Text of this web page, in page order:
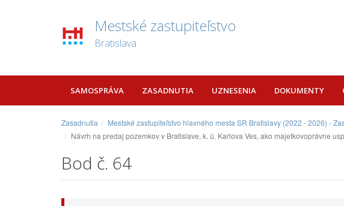
Mestské zastupiteľstvo
Bratislava
SAMOSPRÁVA ZASADNUTIA UZNESENIA DOKUMENTY
Zasadnutia
Mestské zastupiteľstvo hlavného mesta SR Bratislavy (2022 - 2026) -
Návrh na predaj pozemkov v Bratislave, k. ú. Karlova Ves, ako majetkovoprávne
Bod č. 64